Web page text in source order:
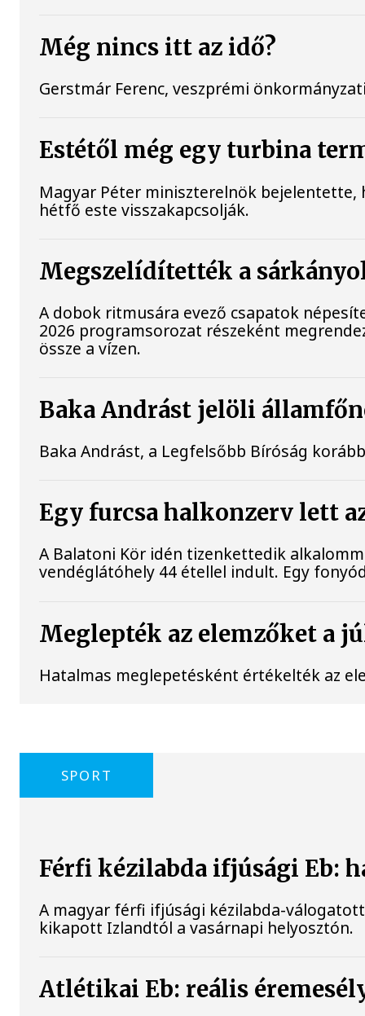
Még nincs itt az idő?
Gerstmár Ferenc, veszprémi
Estétől még egy turbina
Magyar Péter miniszterelnök
hétfő este visszakapcsolják.
Megszelídítették a
A dobok ritmusára evező csapatok
2026 programsorozat részeként
össze a vízen.
Baka Andrást jelöli
Baka Andrást, a Legfelsőbb Bíróság
Egy furcsa halkonzerv lett
A Balatoni Kör idén tizenkettedik
vendéglátóhely 44 étellel indult. Egy
Meglepték az elemzőket a
Hatalmas meglepetésként értékelték az
SPORT
Férfi kézilabda ifjúsági Eb:
A magyar férfi ifjúsági kézilabda-
kikapott Izlandtól a vasárnapi helyosztón.
Atlétikai Eb: reális